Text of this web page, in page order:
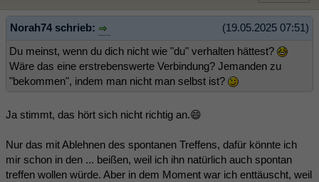
(19.05.2025 07:51)
Norah74 schrieb:
Du meinst, wenn du dich nicht wie "du" verhalten hättest?
Wäre das eine erstrebenswerte Verbindung? Jemanden zu
"bekommen", indem man nicht man selbst ist?
Ja stimmt, das hört sich nicht richtig an.😄
Nur das mit Ablehnen des spontanen Treffens, dafür könnte ich
mir schon in den ... beißen, weil ich ihn natürlich auch spontan
treffen wollen würde. Aber in dem Moment war ich enttäuscht, weil